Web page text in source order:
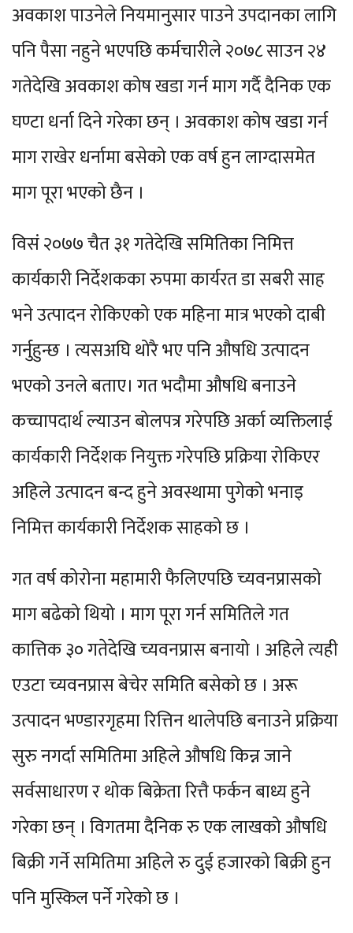
अवकाश पाउनेले नियमानुसार पाउने उपदानका लागि
पनि पैसा नहुने भएपछि कर्मचारीले २०७८ साउन २४
गतेदेखि अवकाश कोष खडा गर्न माग गर्दै दैनिक एक
घण्टा धर्ना दिने गरेका छन् । अवकाश कोष खडा गर्न
माग राखेर धर्नामा बसेको एक वर्ष हुन लाग्दासमेत
माग पूरा भएको छैन ।
विसं २०७७ चैत ३१ गतेदेखि समितिका निमित्त
कार्यकारी निर्देशकका रुपमा कार्यरत डा सबरी साह
भने उत्पादन रोकिएको एक महिना मात्र भएको दाबी
गर्नुहुन्छ । त्यसअघि थोरै भए पनि औषधि उत्पादन
भएको उनले बताए। गत भदौमा औषधि बनाउने
कच्चापदार्थ ल्याउन बोलपत्र गरेपछि अर्का व्यक्तिलाई
कार्यकारी निर्देशक नियुक्त गरेपछि प्रक्रिया रोकिएर
अहिले उत्पादन बन्द हुने अवस्थामा पुगेको भनाइ
निमित्त कार्यकारी निर्देशक साहको छ ।
गत वर्ष कोरोना महामारी फैलिएपछि च्यवनप्रासको
माग बढेको थियो । माग पूरा गर्न समितिले गत
कात्तिक ३० गतेदेखि च्यवनप्रास बनायो । अहिले त्यही
एउटा च्यवनप्रास बेचेर समिति बसेको छ । अरू
उत्पादन भण्डारगृहमा रित्तिन थालेपछि बनाउने प्रक्रिया
सुरु नगर्दा समितिमा अहिले औषधि किन्न जाने
सर्वसाधारण र थोक बिक्रेता रित्तै फर्कन बाध्य हुने
गरेका छन् । विगतमा दैनिक रु एक लाखको औषधि
बिक्री गर्ने समितिमा अहिले रु दुई हजारको बिक्री हुन
पनि मुस्किल पर्ने गरेको छ ।